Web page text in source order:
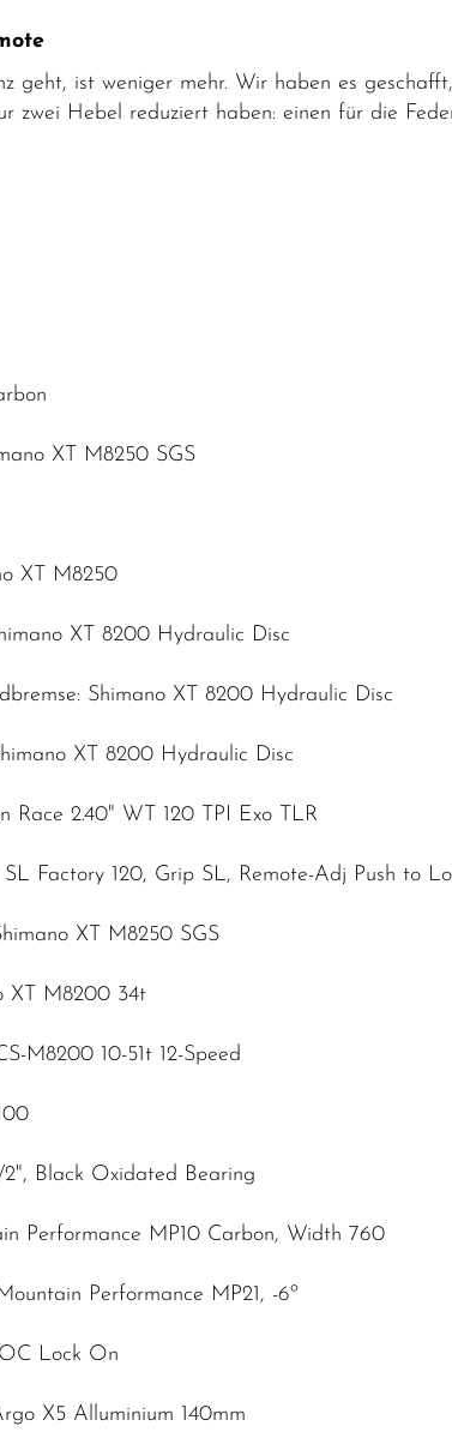
geht, ist weniger mehr. Wir haben es
zwei Hebel reduziert haben: einen für die
XT M8250 SGS
XT M8250
XT 8200 Hydraulic Disc
Shimano XT 8200 Hydraulic Disc
XT 8200 Hydraulic Disc
Race 2.40" WT 120 TPI Exo TLR
Factory 120, Grip SL, Remote-Adj Push to
XT M8250 SGS
XT M8200 34t
M8200 10-51t 12-Speed
2", Black Oxidated Bearing
Performance MP10 Carbon, Width 760
Performance MP21, -6º
Lock On
X5 Alluminium 140mm